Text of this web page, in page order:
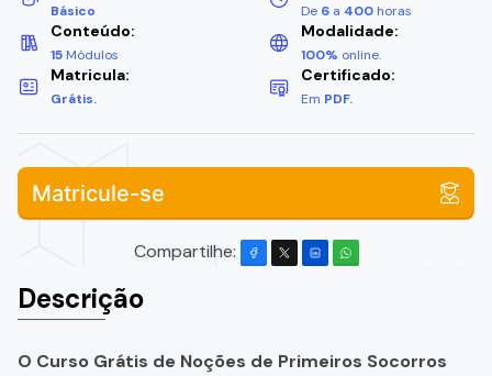
Básico De 6 a 400 horas
Conteúdo:
15 Módulos
Modalidade:
100% online.
Matricula:
Grátis.
Certificado:
Em PDF.
Matricule-se
Compartilhe:
Descrição
O Curso Grátis de Noções de Primeiros Socorros